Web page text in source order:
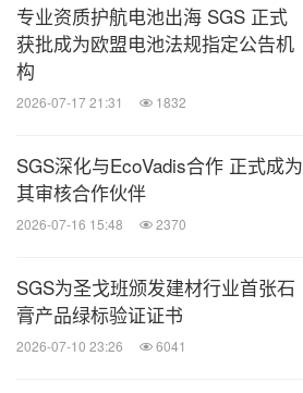
专业资质护航电池出海 SGS 正式
获批成为欧盟电池法规指定公告机
构
2026-07-17 21:31 1832
SGS深化与EcoVadis合作 正式成为
其审核合作伙伴
2026-07-16 15:48 2370
SGS为圣戈班颁发建材行业首张石
膏产品绿标验证证书
2026-07-10 23:26 6041